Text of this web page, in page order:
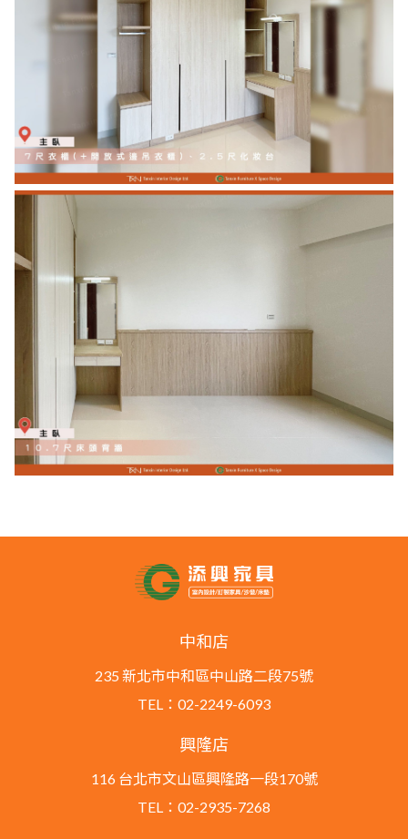
中和店
235 新北市中和區中山路二段75號
TEL：02-2249-6093
興隆店
116 台北市文山區興隆路一段170號
TEL：02-2935-7268